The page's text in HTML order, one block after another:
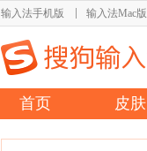
输入法手机版 输入法Mac版
首页 皮肤